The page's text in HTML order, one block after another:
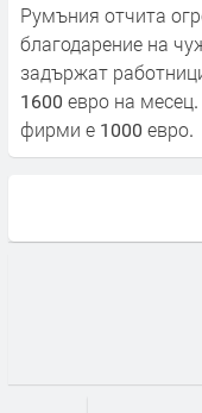
Румъния отчита
благодарение на
задържат
1600 евро на
фирми е 1000 евро.